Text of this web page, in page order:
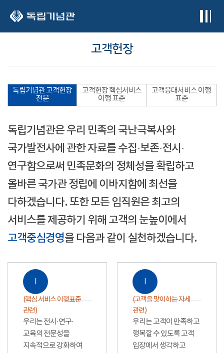
고객헌장
독립기념관 고객헌장
전문
고객헌장 핵심서비스
이행 표준
고객응대서비스 이행
표준
독립기념관은 우리 민족의 국난극복사와
국가발전사에 관한 자료를 수집·보존·전시·
연구함으로써 민족문화의 정체성을 확립하고
올바른 국가관 정립에 이바지함에 최선을
다하겠습니다. 또한 모든 임직원은 최고의
서비스를 제공하기 위해 고객의 눈높이에서
고객중심경영을 다음과 같이 실천하겠습니다.
Ⅰ
(핵심 서비스 이행표준
관련)
우리는 전시·연구·
교육의 전문성을
지속적으로 강화하여
Ⅰ
(고객을 맞이하는 자세
관련)
우리는 고객이 만족하고
행복할 수 있도록 고객
입장에서 생각하고